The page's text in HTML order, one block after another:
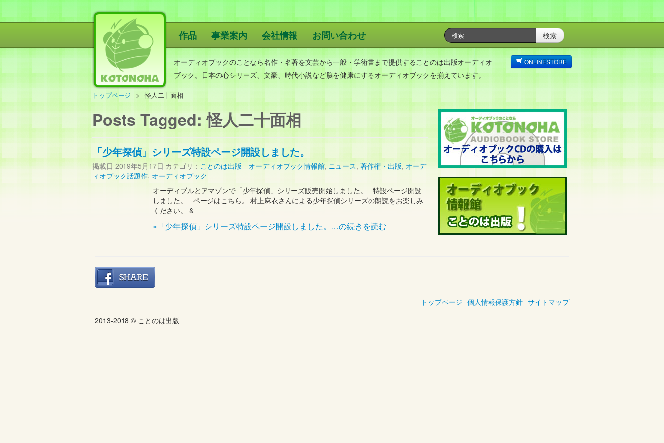
ことのは出版
作品 事業案内 会社情報 お問い合わせ 検索
オーディオブックのことなら名作・名著を文芸から一般・学術書まで提供することのは出版オーディオ
ブック。日本の心シリーズ、文豪、時代小説など脳を健康にするオーディオブックを揃えています。
ONLINESTORE
トップページ 怪人二十面相
Posts Tagged: 怪人二十面相
「少年探偵」シリーズ特設ページ開設しました。
掲載日 2019年5月17日 カテゴリ： ことのは出版 オーディオブック情報館, ニュース, 著作権・出版, オーデ
ィオブック話題作, オーディオブック
オーディブルとアマゾンで「少年探偵」シリーズ販売開始しました。 特設ページ開設
しました。 ページはこちら。 村上麻衣さんによる少年探偵シリーズの朗読をお楽しみ
ください。 &
»「少年探偵」シリーズ特設ページ開設しました。…の続きを読む
トップページ 個人情報保護方針 サイトマップ
2013-2018 © ことのは出版